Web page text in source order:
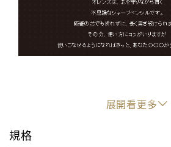
只要按一下就能筆芯就會釋出剛
在護芯管的保護下100%避免斷裂
展開看更多
規格